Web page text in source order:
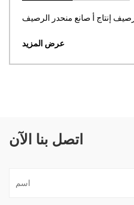
عرض المزيد
اتصل بنا الآن